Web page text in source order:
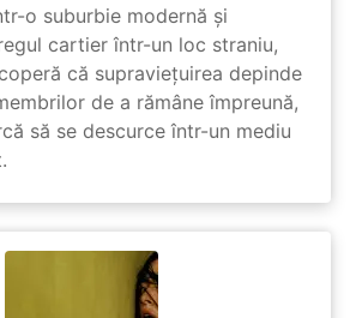
o suburbie modernă și
cartier într-un loc straniu,
că supraviețuirea depinde
de a rămâne împreună,
să se descurce într-un mediu